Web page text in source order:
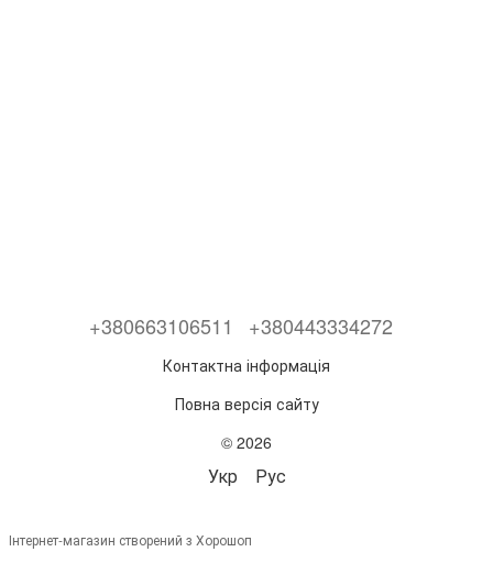
+380663106511 +380443334272
Контактна інформація
Повна версія сайту
© 2026
Укр Рус
Інтернет-магазин створений з Хорошоп